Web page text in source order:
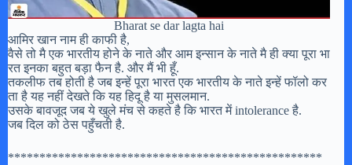
Bharat se dar lagta hai
आमिर खान नाम ही काफी है,
वैसे तो मै एक भारतीय होने के नाते और आम इन्सान के नाते मै ही क्या पूरा भा
रत इनका बहुत बड़ा फैन है. और मैं भी हूँ.
तकलीफ तब होती है जब इन्हें पूरा भारत एक भारतीय के नाते इन्हें फॉलो कर
ता है यह नहीं देखते कि यह हिदू है या मुसलमान.
उसके बावजूद जब ये खुले मंच से कहते है कि भारत में intolerance है.
जब दिल को ठेस पहुँचती है.
**************************************************